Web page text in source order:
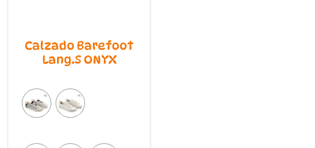
Calzado Barefoot
Lang.S ONYX